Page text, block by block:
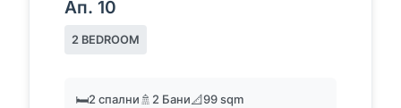
Ап. 10
2 BEDROOM
🛏️2 спални🚿 2 Бани📐99 sqm